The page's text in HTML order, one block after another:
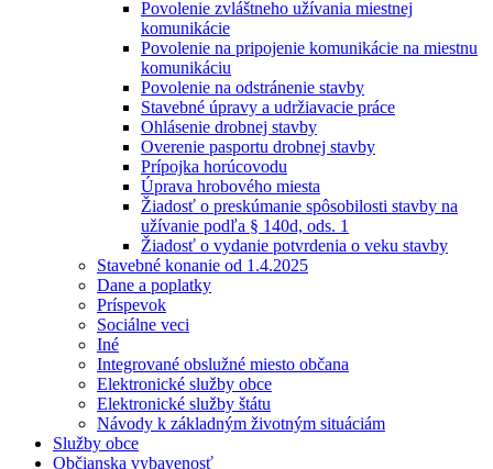
Povolenie zvláštneho užívania miestnej
komunikácie
Povolenie na pripojenie komunikácie na miestnu
komunikáciu
Povolenie na odstránenie stavby
Stavebné úpravy a udržiavacie práce
Ohlásenie drobnej stavby
Overenie pasportu drobnej stavby
Prípojka horúcovodu
Úprava hrobového miesta
Žiadosť o preskúmanie spôsobilosti stavby na
užívanie podľa § 140d, ods. 1
Žiadosť o vydanie potvrdenia o veku stavby
Stavebné konanie od 1.4.2025
Dane a poplatky
Príspevok
Sociálne veci
Iné
Integrované obslužné miesto občana
Elektronické služby obce
Elektronické služby štátu
Návody k základným životným situáciám
Služby obce
Občianska vybavenosť